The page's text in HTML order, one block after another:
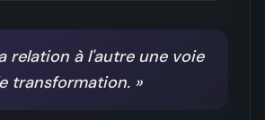
relation à l'autre une voie
transformation. »